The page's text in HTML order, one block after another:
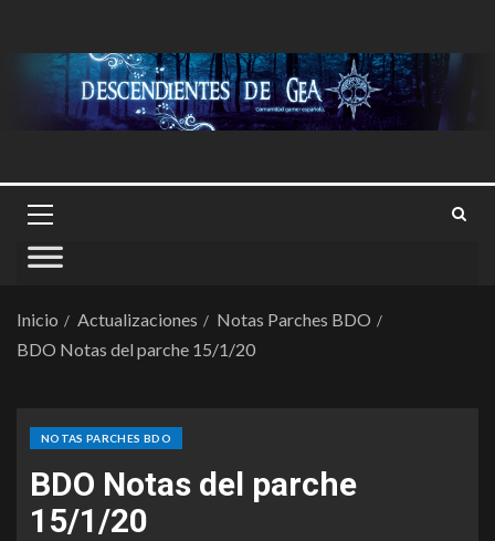
Inicio Actualizaciones
Notas Parches BDO
BDO Notas del parche 15/1/20
NOTAS PARCHES BDO
BDO Notas del parche
15/1/20